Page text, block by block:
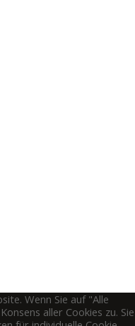
Wenn Sie auf "Alle
aller Cookies zu. Sie